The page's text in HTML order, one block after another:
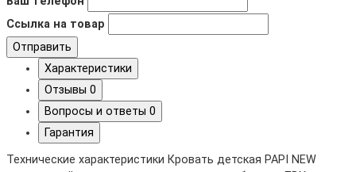
Ссылка на товар
Отправить
Характеристики
Отзывы 0
Вопросы и ответы 0
Гарантия
Технические характеристики Кровать детская PAPI NEW